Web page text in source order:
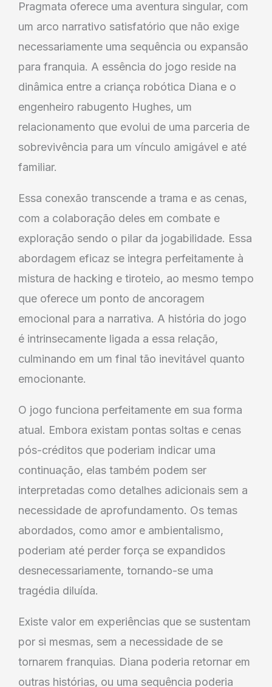
Pragmata oferece uma aventura singular, com
um arco narrativo satisfatório que não exige
necessariamente uma sequência ou expansão
para franquia. A essência do jogo reside na
dinâmica entre a criança robótica Diana e o
engenheiro rabugento Hughes, um
relacionamento que evolui de uma parceria de
sobrevivência para um vínculo amigável e até
familiar.
Essa conexão transcende a trama e as cenas,
com a colaboração deles em combate e
exploração sendo o pilar da jogabilidade. Essa
abordagem eficaz se integra perfeitamente à
mistura de hacking e tiroteio, ao mesmo tempo
que oferece um ponto de ancoragem
emocional para a narrativa. A história do jogo
é intrinsecamente ligada a essa relação,
culminando em um final tão inevitável quanto
emocionante.
O jogo funciona perfeitamente em sua forma
atual. Embora existam pontas soltas e cenas
pós-créditos que poderiam indicar uma
continuação, elas também podem ser
interpretadas como detalhes adicionais sem a
necessidade de aprofundamento. Os temas
abordados, como amor e ambientalismo,
poderiam até perder força se expandidos
desnecessariamente, tornando-se uma
tragédia diluída.
Existe valor em experiências que se sustentam
por si mesmas, sem a necessidade de se
tornarem franquias. Diana poderia retornar em
outras histórias, ou uma sequência poderia